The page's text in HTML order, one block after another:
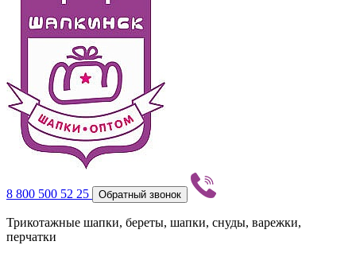
8 800 500 52 25 Обратный звонок
Трикотажные шапки, береты, шапки, снуды, варежки,
перчатки